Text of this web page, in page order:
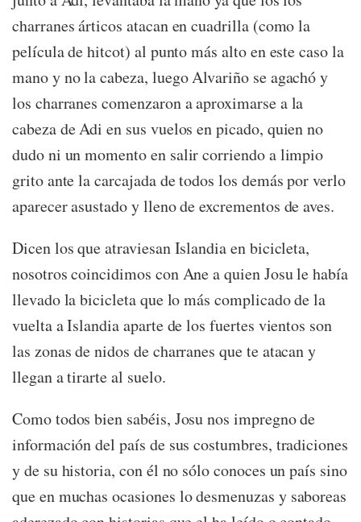
charranes árticos atacan en cuadrilla (como la
película de hitcot) al punto más alto en este caso la
mano y no la cabeza, luego Alvariño se agachó y
los charranes comenzaron a aproximarse a la
cabeza de Adi en sus vuelos en picado, quien no
dudo ni un momento en salir corriendo a limpio
grito ante la carcajada de todos los demás por verlo
aparecer asustado y lleno de excrementos de aves.
Dicen los que atraviesan Islandia en bicicleta,
nosotros coincidimos con Ane a quien Josu le había
llevado la bicicleta que lo más complicado de la
vuelta a Islandia aparte de los fuertes vientos son
las zonas de nidos de charranes que te atacan y
llegan a tirarte al suelo.
Como todos bien sabéis, Josu nos impregno de
información del país de sus costumbres, tradiciones
y de su historia, con él no sólo conoces un país sino
que en muchas ocasiones lo desmenuzas y saboreas